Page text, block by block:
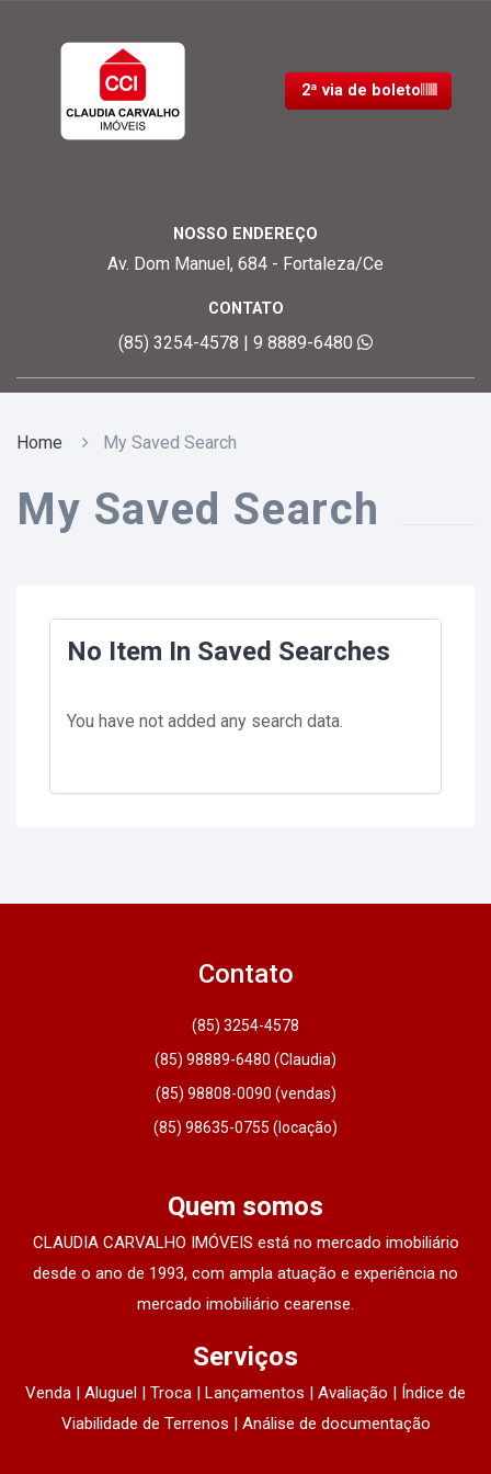
2ª via de boleto
NOSSO ENDEREÇO
Av. Dom Manuel, 684 - Fortaleza/Ce
CONTATO
(85) 3254-4578 | 9 8889-6480
Home My Saved Search
My Saved Search
No Item In Saved Searches
You have not added any search data.
Contato
(85) 3254-4578
(85) 98889-6480 (Claudia)
(85) 98808-0090 (vendas)
(85) 98635-0755 (locação)
Quem somos
CLAUDIA CARVALHO IMÓVEIS está no mercado imobiliário
desde o ano de 1993, com ampla atuação e experiência no
mercado imobiliário cearense.
Serviços
Venda | Aluguel | Troca | Lançamentos | Avaliação | Índice de
Viabilidade de Terrenos | Análise de documentação